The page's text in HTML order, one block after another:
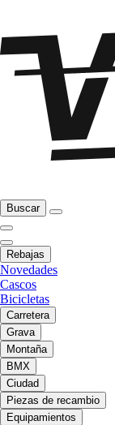
Buscar
Rebajas
Novedades
Cascos
Bicicletas
Carretera
Grava
Montaña
BMX
Ciudad
Piezas de recambio
Equipamientos